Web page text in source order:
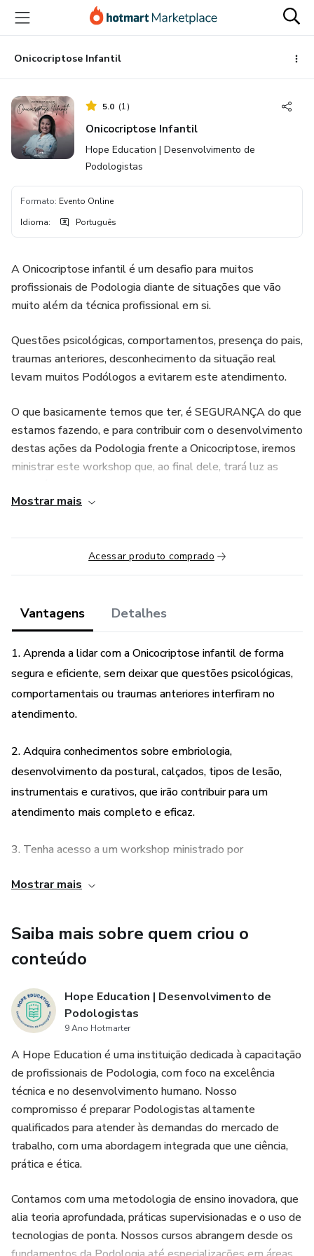
para
conteúdo
principal
para
pagamento
para
rodapé
Onicocriptose Infantil
5.0 (1)
Onicocriptose Infantil
Hope Education | Desenvolvimento de
Podologistas
Formato: Evento Online
Idioma: Português
A Onicocriptose infantil é um desafio para muitos
profissionais de Podologia diante de situações que vão
muito além da técnica profissional em si.
Questões psicológicas, comportamentos, presença do pais,
traumas anteriores, desconhecimento da situação real
levam muitos Podólogos a evitarem este atendimento.
O que basicamente temos que ter, é SEGURANÇA do que
estamos fazendo, e para contribuir com o desenvolvimento
destas ações da Podologia frente a Onicocriptose, iremos
ministrar este workshop que, ao final dele, trará luz as
suas diversas idades.
Nosso encontro será no dia 27 de junho de 2023, das
19h30 às 22h30. E nele, abordaremos tópicos
importantes como:
Embriologia
Calçados
Tipos de Lesão
Instrumentais e Curativos
Aguardo você neste encontro.
Até Lá !!!
Mostrar mais
Acessar produto comprado
Vantagens Detalhes
1. Aprenda a lidar com a Onicocriptose infantil de forma
segura e eficiente, sem deixar que questões psicológicas,
comportamentais ou traumas anteriores interfiram no
atendimento.
2. Adquira conhecimentos sobre embriologia,
desenvolvimento da postural, calçados, tipos de lesão,
instrumentais e curativos, que irão contribuir para um
atendimento mais completo e eficaz.
3. Tenha acesso a um workshop ministrado por
compartilhar suas experiências e conhecimentos de forma
4. Aprenda a lidar com crianças de diferentes idades,
entendendo suas necessidades específicas e adaptando o
atendimento de acordo com cada caso.
5. Amplie suas possibilidades de atuação na área de
Podologia, oferecendo um atendimento mais completo e
seguro para crianças com Onicocriptose.
Mostrar mais
Saiba mais sobre quem criou o
conteúdo
Hope Education | Desenvolvimento de
Podologistas
9 Ano Hotmarter
A Hope Education é uma instituição dedicada à capacitação
de profissionais de Podologia, com foco na excelência
técnica e no desenvolvimento humano. Nosso
compromisso é preparar Podologistas altamente
qualificados para atender às demandas do mercado de
trabalho, com uma abordagem integrada que une ciência,
prática e ética.
Contamos com uma metodologia de ensino inovadora, que
alia teoria aprofundada, práticas supervisionadas e o uso de
tecnologias de ponta. Nossos cursos abrangem desde os